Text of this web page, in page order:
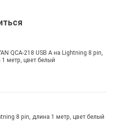
QCA-218 USB A на Lightning 8 pin,
1 метр, цвет белый
8 pin, длина 1 метр, цвет белый